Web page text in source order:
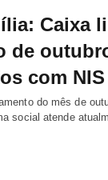
Caixa
de
com NIS
do mês de
social atende